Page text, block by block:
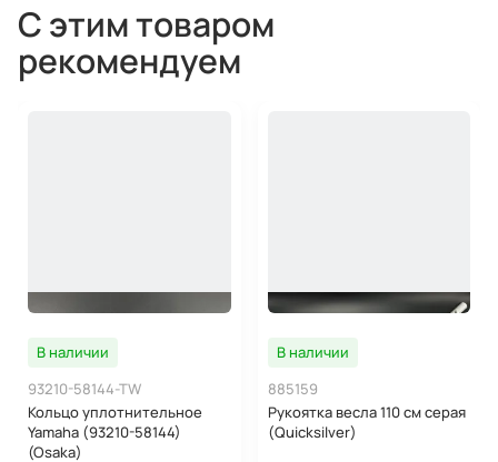
С этим товаром
рекомендуем
В наличии
93210-58144-TW
Кольцо уплотнительное
Yamaha (93210-58144)
(Osaka)
В наличии
885159
Рукоятка весла 110 см серая
(Quicksilver)